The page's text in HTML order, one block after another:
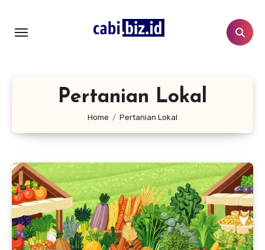
konten
Pertanian Lokal
Home Pertanian Lokal